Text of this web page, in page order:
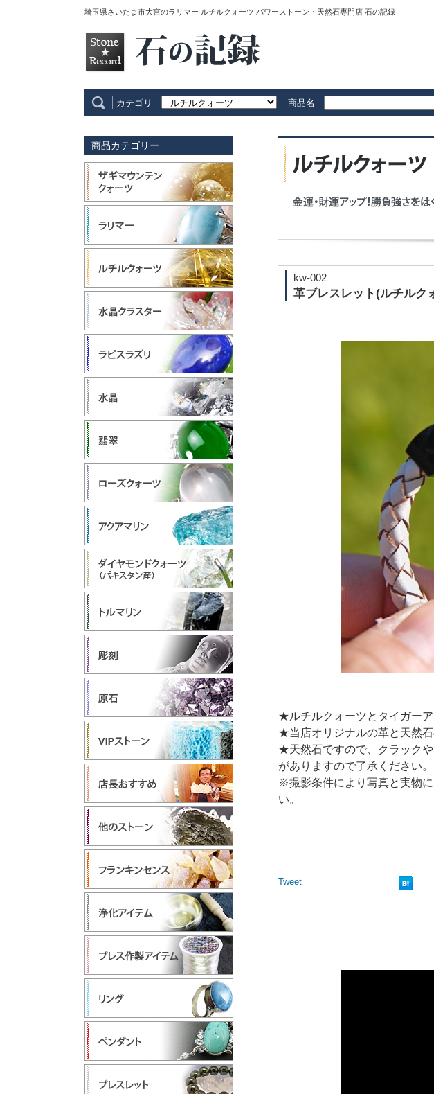
埼玉県さいたま市大宮のラリマー ルチルクォーツ パワーストーン・天然石専門店 石の記録
カテゴリ 商品名
kw-002
革ブレスレット(ルチルク
★ルチルクォーツとタイガー
★当店オリジナルの革と天然石
★天然石ですので、クラック
がありますので了承ください。
※撮影条件により写真と実物
い。
Tweet
商品カテゴリー